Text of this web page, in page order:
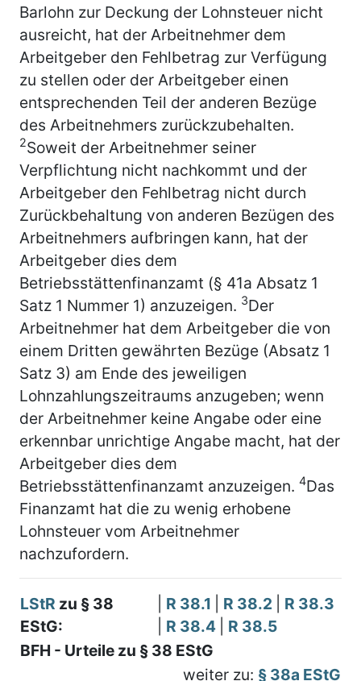
Barlohn zur Deckung der Lohnsteuer nicht
ausreicht, hat der Arbeitnehmer dem
Arbeitgeber den Fehlbetrag zur Verfügung
zu stellen oder der Arbeitgeber einen
entsprechenden Teil der anderen Bezüge
des Arbeitnehmers zurückzubehalten.
2Soweit der Arbeitnehmer seiner
Verpflichtung nicht nachkommt und der
Arbeitgeber den Fehlbetrag nicht durch
Zurückbehaltung von anderen Bezügen des
Arbeitnehmers aufbringen kann, hat der
Arbeitgeber dies dem
Betriebsstättenfinanzamt (§ 41a Absatz 1
Satz 1 Nummer 1) anzuzeigen. 3Der
Arbeitnehmer hat dem Arbeitgeber die von
einem Dritten gewährten Bezüge (Absatz 1
Satz 3) am Ende des jeweiligen
Lohnzahlungszeitraums anzugeben; wenn
der Arbeitnehmer keine Angabe oder eine
erkennbar unrichtige Angabe macht, hat der
Arbeitgeber dies dem
Betriebsstättenfinanzamt anzuzeigen. 4Das
Finanzamt hat die zu wenig erhobene
Lohnsteuer vom Arbeitnehmer
nachzufordern.
LStR zu § 38
EStG:
R 38.1 R 38.2
R 38.3
R 38.4
R 38.5
BFH - Urteile zu § 38 EStG
weiter zu: § 38a EStG